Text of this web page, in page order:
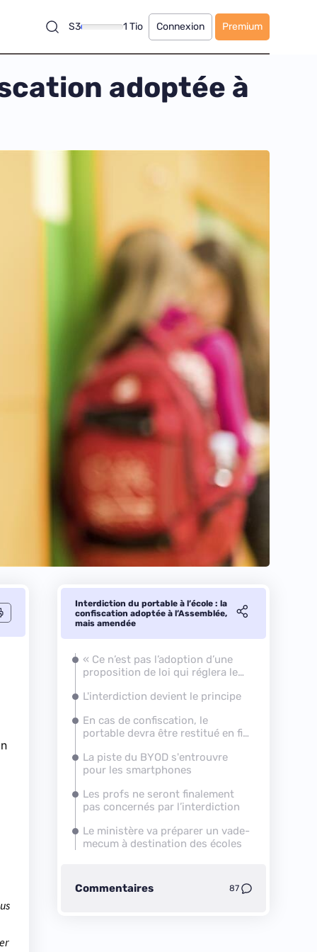
S3 1 Tio Connexion Premium
adoptée à
Interdiction du portable à l’école : la
confiscation adoptée à l’Assemblée,
mais amendée
« Ce n’est pas l’adoption d’une
proposition de loi qui réglera le
L'interdiction devient le principe
En cas de confiscation, le
portable devra être restitué en fin
La piste du BYOD s'entrouvre
pour les smartphones
Les profs ne seront finalement
pas concernés par l’interdiction
Le ministère va préparer un vade-
mecum à destination des écoles
Commentaires 87